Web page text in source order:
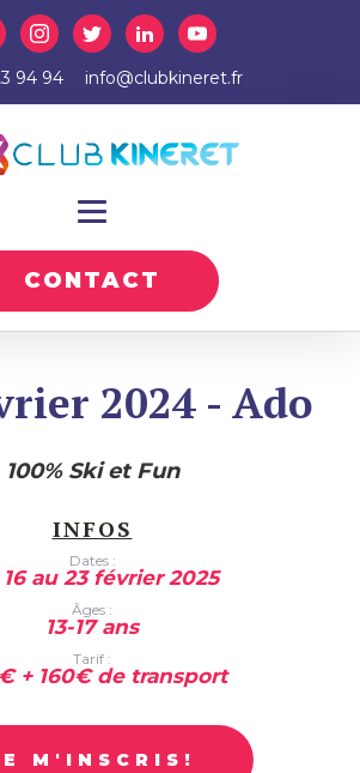
94 94 info@clubkineret.fr
CONTACT
2024 - Ado
100% Ski et Fun
INFOS
Dates :
au 23 février 2025
Âges :
13-17 ans
Tarif :
+ 160€ de transport
M'INSCRIS!